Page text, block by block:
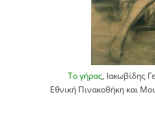
Το γήρας , Ιακωβίδης
Εθνική Πινακοθήκη και